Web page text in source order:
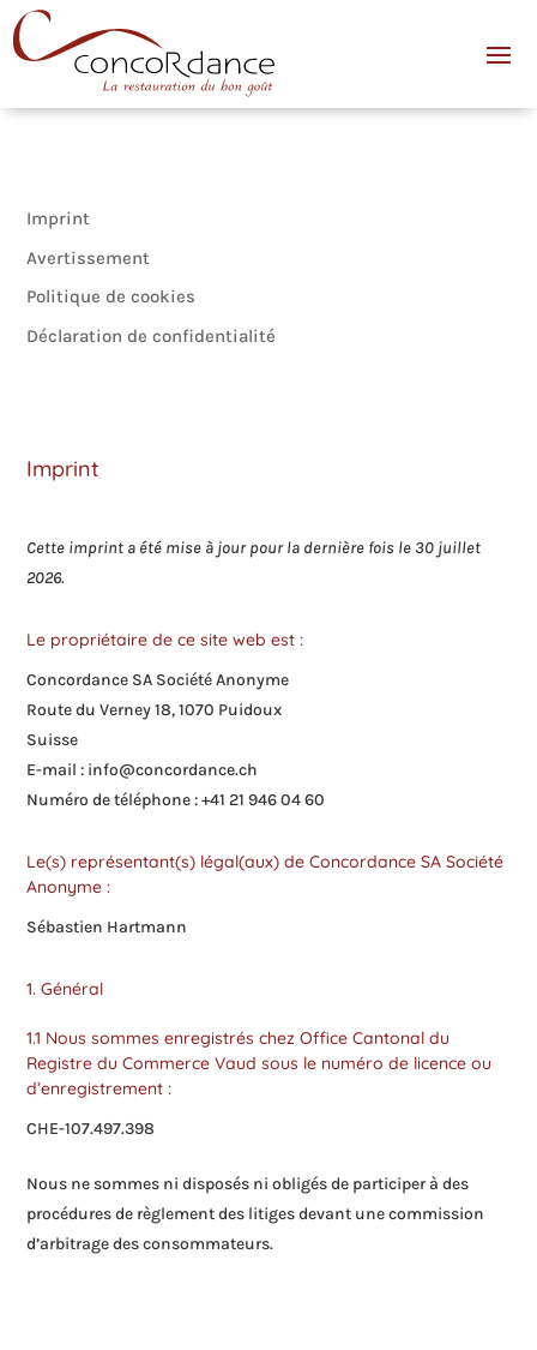
Imprint
Avertissement
Politique de cookies
Déclaration de confidentialité
Imprint
Cette imprint a été mise à jour pour la dernière fois le 30 juillet
2026.
Le propriétaire de ce site web est :
Concordance SA Société Anonyme
Route du Verney 18, 1070 Puidoux
Suisse
E-mail : info@concordance.ch
Numéro de téléphone : +41 21 946 04 60
Le(s) représentant(s) légal(aux) de Concordance SA Société
Anonyme :
Sébastien Hartmann
1. Général
1.1 Nous sommes enregistrés chez Office Cantonal du
Registre du Commerce Vaud sous le numéro de licence ou
d’enregistrement :
CHE-107.497.398
Nous ne sommes ni disposés ni obligés de participer à des
procédures de règlement des litiges devant une commission
d’arbitrage des consommateurs.